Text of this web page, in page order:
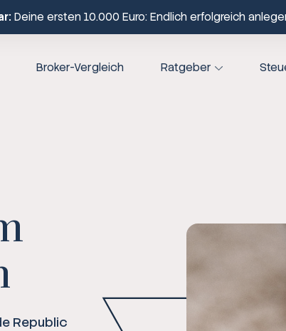
Deine ersten 10.000 Euro: Endlich erfolgreich
Broker-Vergleich Ratgeber
Republic